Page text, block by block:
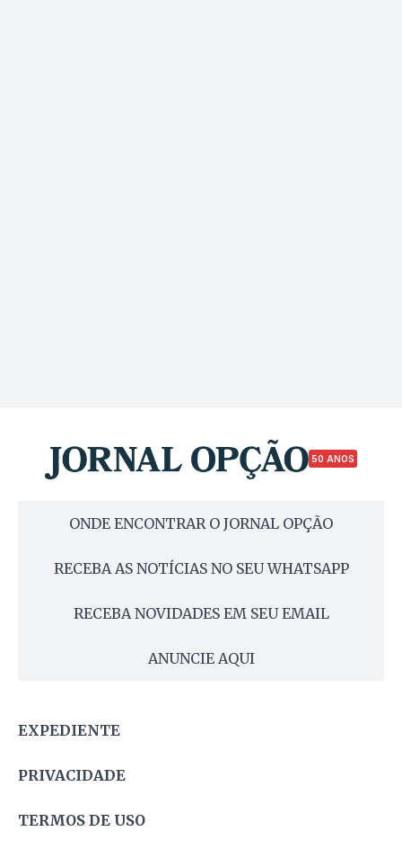
50 ANOS
ONDE ENCONTRAR O JORNAL OPÇÃO
RECEBA AS NOTÍCIAS NO SEU WHATSAPP
RECEBA NOVIDADES EM SEU EMAIL
ANUNCIE AQUI
EXPEDIENTE
PRIVACIDADE
TERMOS DE USO